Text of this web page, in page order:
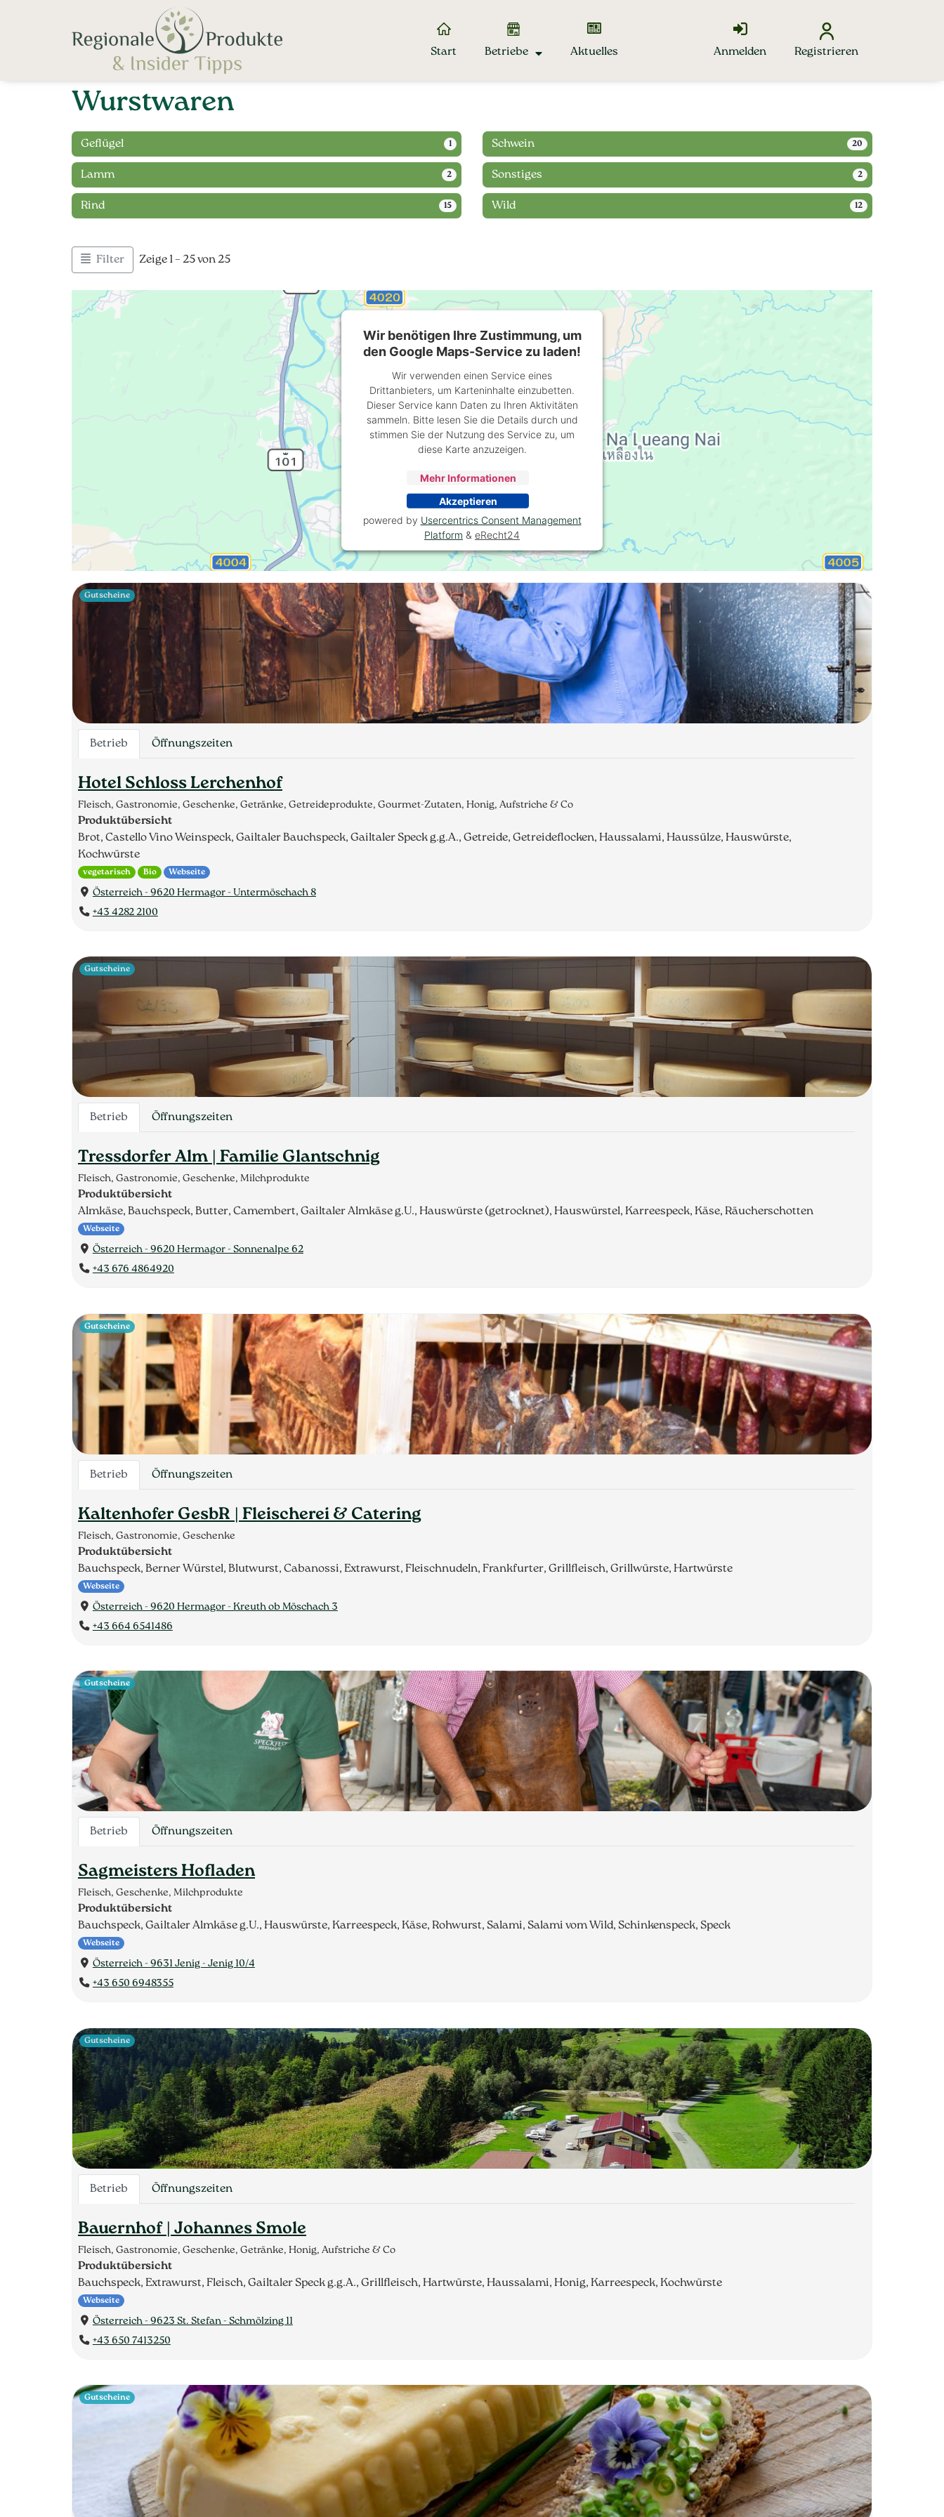
Start Betriebe Aktuelles Anmelden Registrieren
Wurstwaren
Geflügel 1
Lamm 2
Rind 15
Schwein 20
Sonstiges 2
Wild 12
Filter Zeige 1 – 25 von 25
Betrieb Öffnungszeiten
Hotel Schloss Lerchenhof
Fleisch, Gastronomie, Geschenke, Getränke, Getreideprodukte, Gourmet-Zutaten, Honig, Aufstriche & Co
Produktübersicht
Brot, Castello Vino Weinspeck, Gailtaler Bauchspeck, Gailtaler Speck g.g.A., Getreide, Getreideflocken, Haussalami, Haussülze, Hauswürste,
Kochwürste
vegetarisch Bio Webseite
Österreich - 9620 Hermagor - Untermöschach 8
+43 4282 2100
Gutscheine
Betrieb Öffnungszeiten
Tressdorfer Alm | Familie Glantschnig
Fleisch, Gastronomie, Geschenke, Milchprodukte
Produktübersicht
Almkäse, Bauchspeck, Butter, Camembert, Gailtaler Almkäse g.U., Hauswürste (getrocknet), Hauswürstel, Karreespeck, Käse, Räucherschotten
Webseite
Österreich - 9620 Hermagor - Sonnenalpe 62
+43 676 4864920
Gutscheine
Betrieb Öffnungszeiten
Kaltenhofer GesbR | Fleischerei & Catering
Fleisch, Gastronomie, Geschenke
Produktübersicht
Bauchspeck, Berner Würstel, Blutwurst, Cabanossi, Extrawurst, Fleischnudeln, Frankfurter, Grillfleisch, Grillwürste, Hartwürste
Webseite
Österreich - 9620 Hermagor - Kreuth ob Möschach 3
+43 664 6541486
Gutscheine
Betrieb Öffnungszeiten
Sagmeisters Hofladen
Fleisch, Geschenke, Milchprodukte
Produktübersicht
Bauchspeck, Gailtaler Almkäse g.U., Hauswürste, Karreespeck, Käse, Rohwurst, Salami, Salami vom Wild, Schinkenspeck, Speck
Webseite
Österreich - 9631 Jenig - Jenig 10/4
+43 650 6948355
Gutscheine
Betrieb Öffnungszeiten
Bauernhof | Johannes Smole
Fleisch, Gastronomie, Geschenke, Getränke, Honig, Aufstriche & Co
Produktübersicht
Bauchspeck, Extrawurst, Fleisch, Gailtaler Speck g.g.A., Grillfleisch, Hartwürste, Haussalami, Honig, Karreespeck, Kochwürste
Webseite
Österreich - 9623 St. Stefan - Schmölzing 11
+43 650 7413250
Gutscheine
Gutscheine
Wir benötigen Ihre Zustimmung, um
den Google Maps-Service zu laden!
Wir verwenden einen Service eines
Drittanbieters, um Karteninhalte einzubetten.
Dieser Service kann Daten zu Ihren Aktivitäten
sammeln. Bitte lesen Sie die Details durch und
stimmen Sie der Nutzung des Service zu, um
diese Karte anzuzeigen.
Mehr Informationen
Akzeptieren
powered by Usercentrics Consent Management
Platform & eRecht24